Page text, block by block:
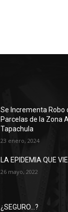
Se Incrementa Robo
Parcelas de la Zona
Tapachula
23 enero, 2024
LA EPIDEMIA QUE
26 mayo, 2022
¿SEGURO…?